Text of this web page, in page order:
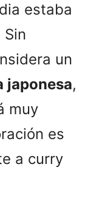
estaba
un
japonesa,
muy
es
a curry